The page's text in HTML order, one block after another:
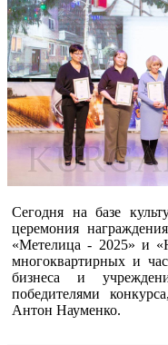
Сегодня на базе
церемония
«Метелица - 2025» и
многоквартирных и
бизнеса и
победителями
Антон Науменко.